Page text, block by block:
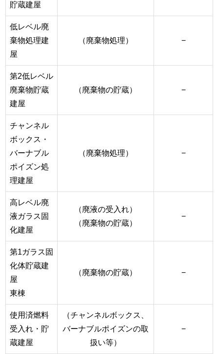
貯蔵建屋
低レベル廃
棄物処理建
屋
（廃棄物処理） −
第2低レベル
廃棄物貯蔵
建屋
（廃棄物の貯蔵） −
チャンネル
ボックス・
バーナブル
ポイズン処
理建屋
（廃棄物処理） −
高レベル廃
液ガラス固
化建屋
（廃液の受入れ）
（廃棄物の貯蔵）
−
第1ガラス固
化体貯蔵建
屋
東棟
（廃棄物の貯蔵） −
使用済燃料
受入れ・貯
蔵建屋
（チャンネルボックス、
バーナブルポイズンの取
扱い等）
−